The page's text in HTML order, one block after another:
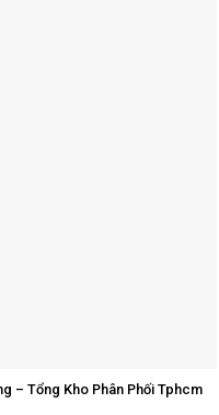
– Tổng Kho Phân Phối Tphcm